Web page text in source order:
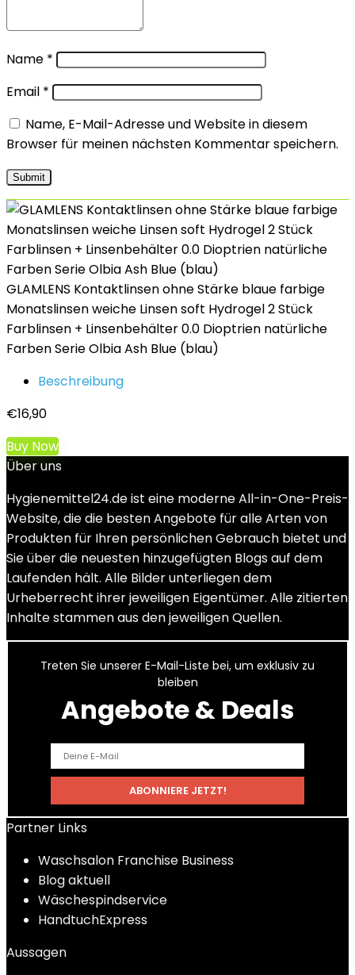
Name *
Email *
Name, E-Mail-Adresse und Website in diesem
Browser für meinen nächsten Kommentar speichern.
GLAMLENS Kontaktlinsen ohne Stärke blaue farbige
Monatslinsen weiche Linsen soft Hydrogel 2 Stück
Farblinsen + Linsenbehälter 0.0 Dioptrien natürliche
Farben Serie Olbia Ash Blue (blau)
Beschreibung
€16,90
Buy Now
Über uns
Hygienemittel24.de ist eine moderne All-in-One-Preis-
Website, die die besten Angebote für alle Arten von
Produkten für Ihren persönlichen Gebrauch bietet und
Sie über die neuesten hinzugefügten Blogs auf dem
Laufenden hält. Alle Bilder unterliegen dem
Urheberrecht ihrer jeweiligen Eigentümer. Alle zitierten
Inhalte stammen aus den jeweiligen Quellen.
Treten Sie unserer E-Mail-Liste bei, um exklusiv zu
bleiben
Angebote & Deals
Partner Links
Waschsalon Franchise Business
Blog aktuell
Wäschespindservice
HandtuchExpress
Aussagen